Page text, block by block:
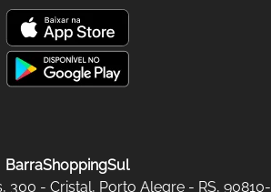
BarraShoppingSul
300 - Cristal, Porto Alegre - RS, 90810-